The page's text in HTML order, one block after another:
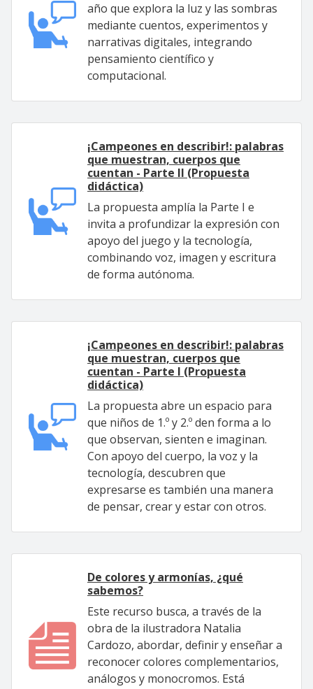
año que explora la luz y las sombras
mediante cuentos, experimentos y
narrativas digitales, integrando
pensamiento científico y
computacional.
¡Campeones en describir!: palabras
que muestran, cuerpos que
cuentan - Parte II (Propuesta
didáctica)
La propuesta amplía la Parte I e
invita a profundizar la expresión con
apoyo del juego y la tecnología,
combinando voz, imagen y escritura
de forma autónoma.
¡Campeones en describir!: palabras
que muestran, cuerpos que
cuentan - Parte I (Propuesta
didáctica)
La propuesta abre un espacio para
que niños de 1.º y 2.º den forma a lo
que observan, sienten e imaginan.
Con apoyo del cuerpo, la voz y la
tecnología, descubren que
expresarse es también una manera
de pensar, crear y estar con otros.
De colores y armonías, ¿qué
sabemos?
Este recurso busca, a través de la
obra de la ilustradora Natalia
Cardozo, abordar, definir y enseñar a
reconocer colores complementarios,
análogos y monocromos. Está